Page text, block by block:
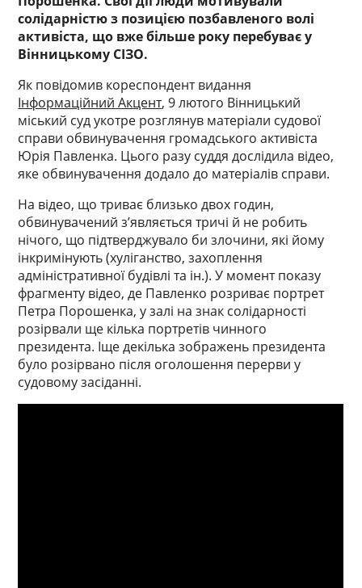
солідарністю з позицією позбавленого волі
активіста, що вже більше року перебуває у
Вінницькому СІЗО.
Як повідомив кореспондент видання
Інформаційний Акцент, 9 лютого Вінницький
міський суд укотре розглянув матеріали судової
справи обвинувачення громадського активіста
Юрія Павленка. Цього разу суддя дослідила відео,
яке обвинувачення додало до матеріалів справи.
На відео, що триває близько двох годин,
обвинувачений з’являється тричі й не робить
нічого, що підтверджувало би злочини, які йому
інкримінують (хуліганство, захоплення
адміністративної будівлі та ін.). У момент показу
фрагменту відео, де Павленко розриває портрет
Петра Порошенка, у залі на знак солідарності
розірвали ще кілька портретів чинного
президента. Іще декілька зображень президента
було розірвано після оголошення перерви у
судовому засіданні.